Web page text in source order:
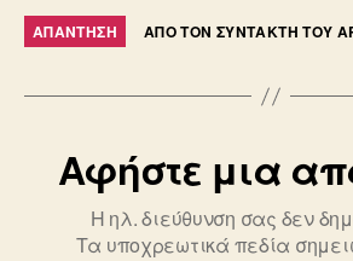
ΑΠΆΝΤΗΣΗ ΑΠΌ ΤΟΝ ΣΥΝΤΆΚΤΗ ΤΟΥ
Αφήστε μια
Η ηλ. διεύθυνση σας δεν
Τα υποχρεωτικά πεδία